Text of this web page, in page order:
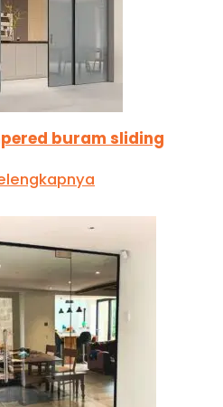
buram sliding